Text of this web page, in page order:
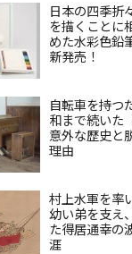
日本の四季折
を描くことに
めた水彩色鉛
新発売！
自転車を持つ
和まで続いた
意外な歴史と
理由
村上水軍を率
幼い弟を支え
た得居通幸の
涯